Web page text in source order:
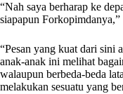
“Nah saya berharap ke
siapapun
“Pesan yang kuat dari sini
anak-anak ini melihat
walaupun berbeda-beda
melakukan sesuatu yang